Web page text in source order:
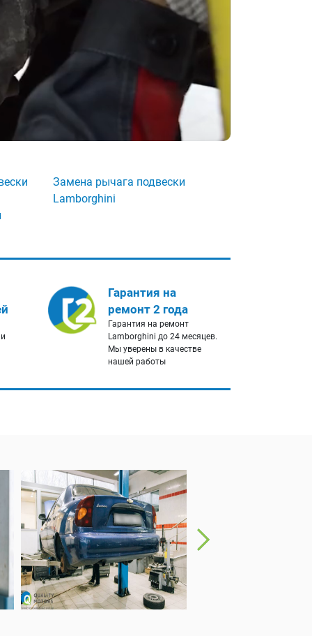
Замена рычага подвески
Lamborghini
Гарантия на
ремонт 2 года
Гарантия на ремонт
Lamborghini до 24 месяцев.
Мы уверены в качестве
нашей работы